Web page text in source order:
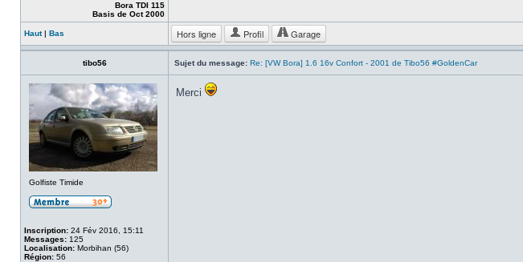
Bora TDI 115
Basis de Oct 2000
Haut| Bas Hors ligne Profil Garage
tibo56 Sujet du message: Re: [VW Bora] 1.6 16v Confort - 2001 de Tibo56 #GoldenCar
Golfiste Timide
Inscription: 24 Fév 2016, 15:11
Messages: 125
Localisation: Morbihan (56)
Région: 56
Merci